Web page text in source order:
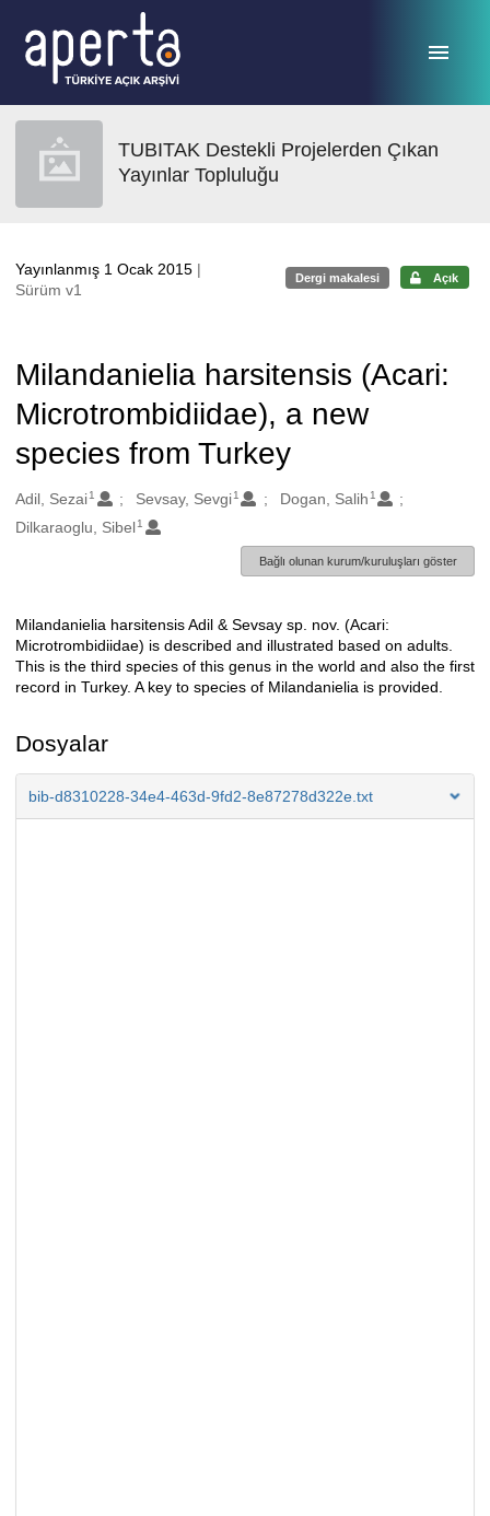
TUBITAK Destekli Projelerden Çıkan
Yayınlar Topluluğu
Yayınlanmış 1 Ocak 2015 |
Sürüm v1
Dergi makalesi Açık
Milandanielia harsitensis (Acari:
Microtrombidiidae), a new
species from Turkey
Oluşturanlar
Adil, Sezai1 Sevsay, Sevgi 1 Dogan, Salih 1
Dilkaraoglu, Sibel1
Bağlı olunan kurum/kuruluşları göster
Açıklama
Milandanielia harsitensis Adil & Sevsay sp. nov. (Acari:
Microtrombidiidae) is described and illustrated based on adults.
This is the third species of this genus in the world and also the first
record in Turkey. A key to species of Milandanielia is provided.
Dosyalar
bib-d8310228-34e4-463d-9fd2-8e87278d322e.txt